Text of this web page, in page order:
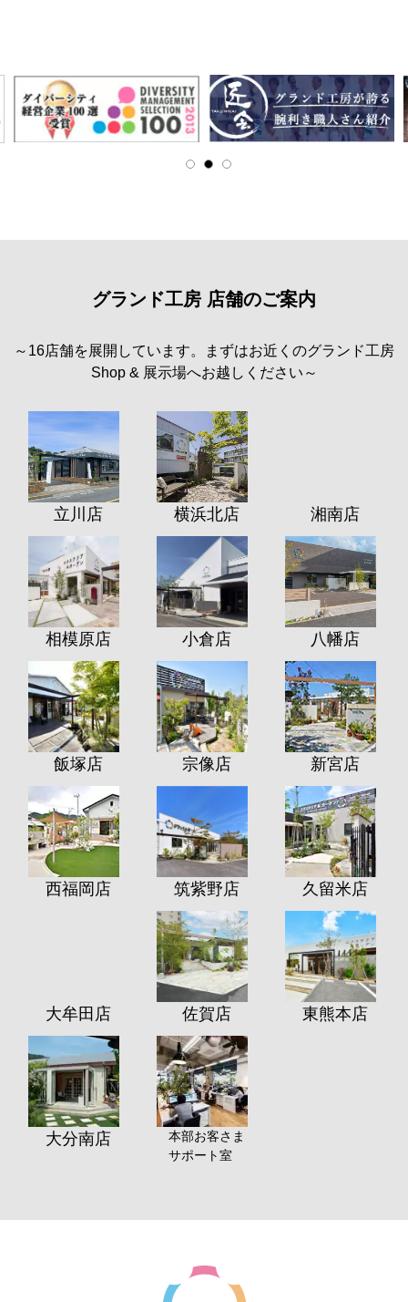
グランド工房 店舗のご案内
～16店舗を展開しています。まずはお近くのグランド工房
Shop & 展示場へお越しください～
立川店 横浜北店 湘南店
相模原店 小倉店 八幡店
飯塚店 宗像店 新宮店
西福岡店 筑紫野店 久留米店
大牟田店 佐賀店 東熊本店
大分南店
本部お客さま
サポート室